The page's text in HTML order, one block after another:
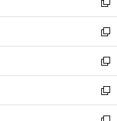
開
く
ド
ウ
で
開
く
ィ
ン
ド
ウ
で
開
く
い
ウ
ィ
ン
ド
ウ
で
開
新
し
い
ウ
ィ
ン
ド
ウ
新
し
い
ウ
ィ
ン
新
し
い
ウ
新
し